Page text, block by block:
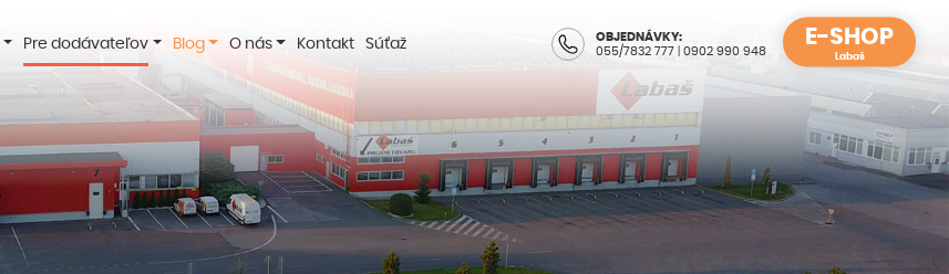
Pre dodávateľov Blog O nás Kontakt Súťaž
OBJEDNÁVKY:
055/7832 777
0902 990 948
E-SHOP
Labaš